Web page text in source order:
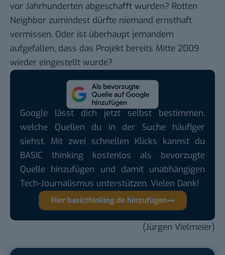
vor Jahrhunderten abgeschafft wurden? Rotten
Neighbor zumindest dürfte niemand ernsthaft
vermissen. Oder ist überhaupt jemandem
aufgefallen, dass das Projekt bereits Mitte 2009
wieder eingestellt wurde?
Google lässt dich jetzt selbst bestimmen,
welche Quellen du in der Suche häufiger
siehst. Mit zwei schnellen Klicks kannst du
BASIC thinking kostenlos als bevorzugte
Quelle hinzufügen und damit unabhängigen
Tech-Journalismus unterstützen. Vielen Dank!
Hier basicthinking.de hinzufügen
(Jürgen Vielmeier)